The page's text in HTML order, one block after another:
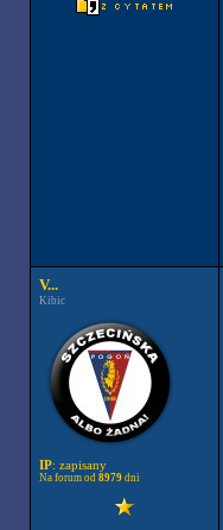
V...
Kibic
IP: zapisany
Na forum od 8979dni